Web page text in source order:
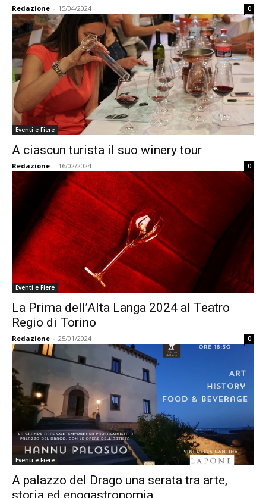
Redazione - 15/04/2024 0
Eventi e Fiere
A ciascun turista il suo winery tour
Redazione - 16/02/2024 0
Eventi e Fiere
La Prima dell’Alta Langa 2024 al Teatro
Regio di Torino
Redazione - 25/01/2024 0
Eventi e Fiere
A palazzo del Drago una serata tra arte,
storia ed enogastronomia